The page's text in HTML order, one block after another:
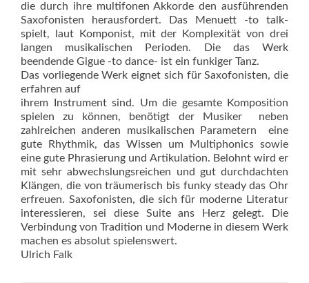
die durch ihre multifonen Akkorde den ausführenden
Saxofonisten herausfordert. Das Menuett -to talk-
spielt, laut Komponist, mit der Komplexität von drei
langen musikalischen Perioden. Die das Werk
beendende Gigue -to dance- ist ein funkiger Tanz.
Das vorliegende Werk eignet sich für Saxofonisten, die
erfahren auf
ihrem Instrument sind. Um die gesamte Komposition
spielen zu können, benötigt der Musiker  neben
zahlreichen anderen musikalischen Parametern  eine
gute Rhythmik, das Wissen um Multiphonics sowie
eine gute Phrasierung und Artikulation. Belohnt wird er
mit sehr abwechslungsreichen und gut durchdachten
Klängen, die von träumerisch bis funky steady das Ohr
erfreuen. Saxofonisten, die sich für moderne Literatur
interessieren, sei diese Suite ans Herz gelegt. Die
Verbindung von Tradition und Moderne in diesem Werk
machen es absolut spielenswert.
Ulrich Falk